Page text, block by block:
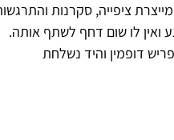
ציפייה, סקרנות
ואין לו שום דחף לשתף אותה.
דופמין והיד נשלחת